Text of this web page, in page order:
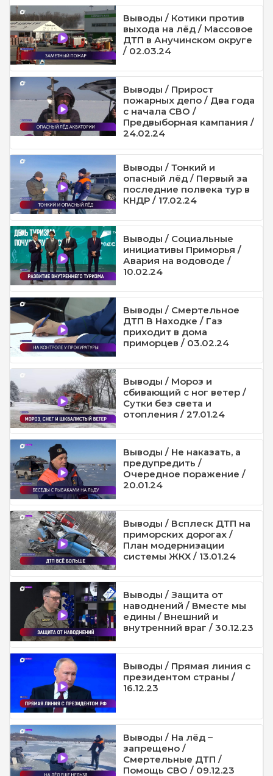
Выводы / Котики против
выхода на лёд / Массовое
ДТП в Анучинском округе
/ 02.03.24
Выводы / Прирост
пожарных депо / Два года
с начала СВО /
Предвыборная кампания /
24.02.24
Выводы / Тонкий и
опасный лёд / Первый за
последние полвека тур в
КНДР / 17.02.24
Выводы / Социальные
инициативы Приморья /
Авария на водоводе /
10.02.24
Выводы / Смертельное
ДТП В Находке / Газ
приходит в дома
приморцев / 03.02.24
Выводы / Мороз и
сбивающий с ног ветер /
Сутки без света и
отопления / 27.01.24
Выводы / Не наказать, а
предупредить /
Очередное поражение /
20.01.24
Выводы / Всплеск ДТП на
приморских дорогах /
План модернизации
системы ЖКХ / 13.01.24
Выводы / Защита от
наводнений / Вместе мы
едины / Внешний и
внутренний враг / 30.12.23
Выводы / Прямая линия с
президентом страны /
16.12.23
Выводы / На лёд –
запрещено /
Смертельные ДТП /
Помощь СВО / 09.12.23